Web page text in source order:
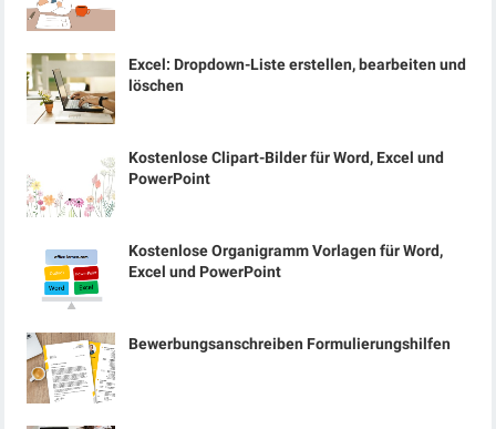
Excel: Dropdown-Liste erstellen, bearbeiten und
löschen
Kostenlose Clipart-Bilder für Word, Excel und
PowerPoint
Kostenlose Organigramm Vorlagen für Word,
Excel und PowerPoint
Bewerbungsanschreiben Formulierungshilfen